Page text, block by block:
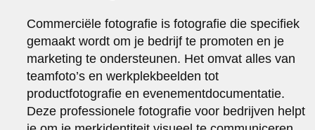
Commerciële fotografie is fotografie die specifiek
gemaakt wordt om je bedrijf te promoten en je
marketing te ondersteunen. Het omvat alles van
teamfoto’s en werkplekbeelden tot
productfotografie en evenementdocumentatie.
Deze professionele fotografie voor bedrijven helpt